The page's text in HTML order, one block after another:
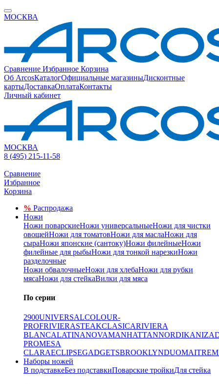
МОСКВА
Сравнение Избранное Корзина
Об ArcosКаталогОфициальные магазиныДисконтные
картыДоставкаОплатаКонтакты
Личный кабинет
МОСКВА
8 (495) 215-11-58
Сравнение
Избранное
Корзина
% Распродажа
Ножи
Ножи поварскиеНожи универсальныеНожи для чистки
овощейНожи для томатовНожи для маслаНожи для
сыраНожи японские (сантоку)Ножи филейныеНожи
филейные для рыбыНожи для тонкой нарезкиНожи
разделочные
Ножи обвалочныеНожи для хлебаНожи для рубки
мясаНожи для стейкаВилки для мяса
По серии
2900UNIVERSALCOLOUR-
PROFRIVIERASTEAKCLASICARIVIERA
BLANCALATINANOVAMANHATTANNORDIKANIZA
PROMESA
CLARAECLIPSEGADGETSBROOKLYNDUOMAITRE
Наборы ножей
В подставкеБез подставкиПоварские тройкиДля стейка